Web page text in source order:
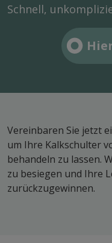
Schnell,
Vereinbaren Sie jetzt
um Ihre Kalkschulter
behandeln zu lassen.
zu besiegen und Ihre
zurückzugewinnen.